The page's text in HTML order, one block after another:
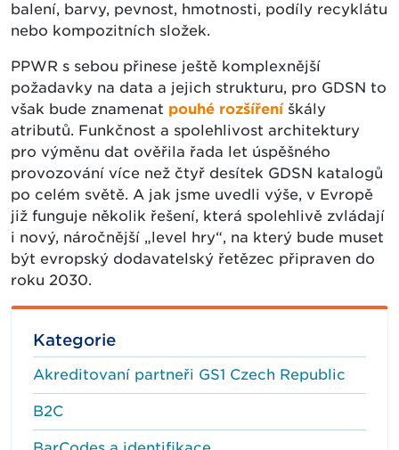
balení, barvy, pevnost, hmotnosti, podíly recyklátu
nebo kompozitních složek.
PPWR s sebou přinese ještě komplexnější
požadavky na data a jejich strukturu, pro GDSN to
však bude znamenat pouhé rozšířeníškály
atributů. Funkčnost a spolehlivost architektury
pro výměnu dat ověřila řada let úspěšného
provozování více než čtyř desítek GDSN katalogů
po celém světě. A jak jsme uvedli výše, v Evropě
již funguje několik řešení, která spolehlivě zvládají
i nový, náročnější „level hry“, na který bude muset
být evropský dodavatelský řetězec připraven do
roku 2030.
Kategorie
Akreditovaní partneři GS1 Czech Republic
B2C